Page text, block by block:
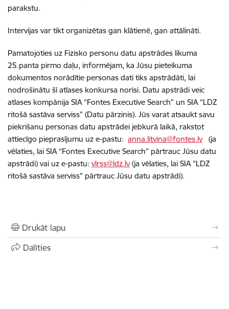
parakstu.
Intervijas var tikt organizētas gan klātienē, gan attālināti.
Pamatojoties uz Fizisko personu datu apstrādes likuma
25.panta pirmo daļu, informējam, ka Jūsu pieteikuma
dokumentos norādītie personas dati tiks apstrādāti, lai
nodrošinātu šī atlases konkursa norisi. Datu apstrādi veic
atlases kompānija SIA “Fontes Executive Search” un SIA “LDZ
ritošā sastāva serviss” (Datu pārzinis). Jūs varat atsaukt savu
piekrišanu personas datu apstrādei jebkurā laikā, rakstot
attiecīgo pieprasījumu uz e-pastu: anna.litvina@fontes.lv(ja
vēlaties, lai SIA “Fontes Executive Search” pārtrauc Jūsu datu
apstrādi) vai uz e-pastu: vlrss@ldz.lv(ja vēlaties, lai SIA "LDZ
ritošā sastāva serviss" pārtrauc Jūsu datu apstrādi).
Drukāt lapu
Dalīties